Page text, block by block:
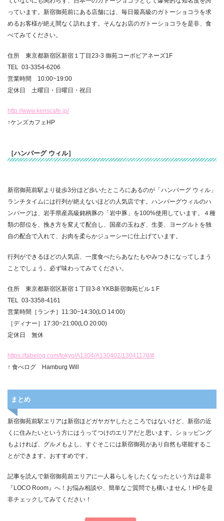
っています。新宿御苑前にある店舗には、毎日最高級のガトーショコラを求
めるお客様が絶え間なく訪れます。そんなお店のガトーショコラを是非、食
べてみてください。
住所 東京都新宿区新宿１丁目23-3 御苑コーポビアネーズ1F
TEL 03-3354-6206
営業時間 10:00~19:00
定休日 土曜日・日曜日・祝日
http://www.kenscafe.jp/
↑ケンズカフェHP
［ハンバーグ ウィル］
新宿御苑前駅より徒歩3分ほど歩いたところにあるのが「ハンバーグ ウィル」
ランチタイムには行列が絶えないほどの人気店です。ハンバーグウィルのハ
ンバーグは、岩手県産高級銘柄豚の「岩中豚」を100%使用しています。４種
類の部位を、挽き方を変えて配合し、国産の玉ねぎ、生姜、ヨーグルトを独
自の配合で入れて、お肉を柔らかジューシーに仕上げています。
行列ができるほどの人気店、一度食べたらあなたもやみつきになってしまう
ことでしょう。必ず味わってみてください。
住所 東京都新宿区新宿１丁目3-8 YKB新宿御苑ビル１F
TEL 03-3358-4161
営業時間［ランチ］11:30~14:30(LO 14:00)
［ディナー］17:30~21:00(LO 20:00)
定休日 無休
https://tabelog.com/tokyo/A1304/A130402/13041176/#
↑ 食べログ Hamburg Will
まとめ
新宿御苑前駅エリアは新宿ほどガヤガヤしたところではないけど、新宿の近
くに住みたいという方にはうってつけのエリアだと思います。ショッピング
もよければ、グルメもよし、すぐそこには新宿御苑があり自然も堪能するこ
とができます。おすすめです。
記事を読んで新宿御苑前エリアに一人暮らしをしたくなったという方は是非
『LOCO Room』へ！お悩み相談や、簡単なご質問でも構いません！HPを是
非チェックしてみてください！